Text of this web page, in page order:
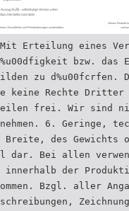
Erteilung eines
bzw. das
zu d%u00fcrfen.
keine Rechte
frei. Wir sind
6. Geringe,
Breite, des Gewichts
dar. Bei allen
innerhalb der
Bzgl. aller